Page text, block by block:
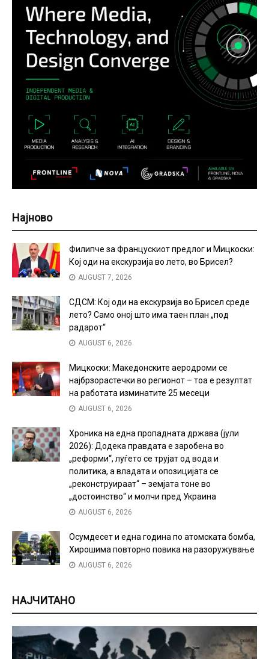
Најново
Филипче за Францускиот предлог и Мицкоски:
Кој оди на екскурзија во лето, во Брисел?
AUGUST 7, 2026
СДСМ: Кој оди на екскурзија во Брисел среде
лето? Само оној што има таен план „под
радарот“
AUGUST 6, 2026
Мицкоски: Македонските аеродроми се
најбрзорастечки во регионот – тоа е резултат
на работата изминатите 25 месеци
AUGUST 6, 2026
Хроника на една пропадната држава (јули
2026): Додека правдата е заробена во
„реформи“, луѓето се трујат од вода и
политика, а владата и опозицијата се
„реконструираат“ – земјата тоне во
„достоинство“ и молчи пред Украина
AUGUST 6, 2026
Осумдесет и една година по атомската бомба,
Хирошима повторно повика на разоружување
AUGUST 6, 2026
НАЈЧИТАНО